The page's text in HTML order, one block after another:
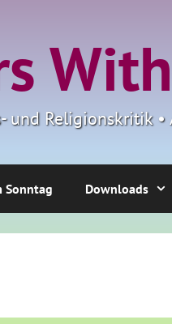
und Religionskritik
Sonntag Downloads